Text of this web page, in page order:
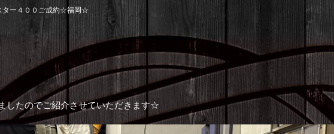
ター４００ご成約☆福岡☆
したのでご紹介させていただきます☆